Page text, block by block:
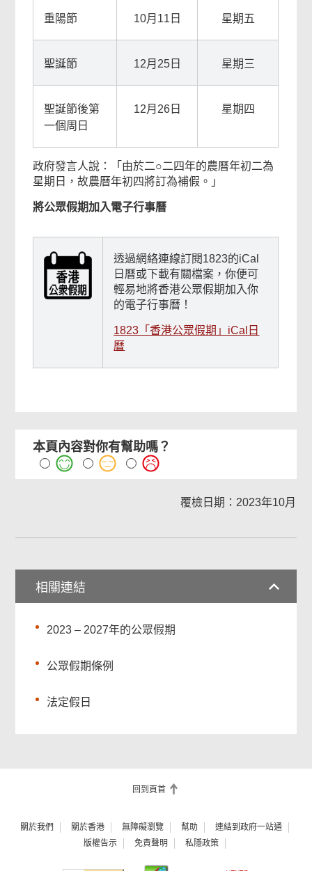
重陽節 10月11日 星期五
聖誕節 12月25日 星期三
聖誕節後第
一個周日
12月26日 星期四
政府發言人說：「由於二○二四年的農曆年初二為
星期日，故農曆年初四將訂為補假。」
將公眾假期加入電子行事曆
透過網絡連線訂閱1823的iCal
日曆或下載有關檔案，你便可
輕易地將香港公眾假期加入你
的電子行事曆！
1823「香港公眾假期」iCal日
曆
本頁內容對你有幫助嗎？
覆檢日期：2023年10月
相關連結
2023 – 2027年的公眾假期
公眾假期條例
法定假日
回到頁首
關於我們 關於香港 無障礙瀏覽 幫助
連結到政府一站通
版權告示
免責聲明 私隱政策